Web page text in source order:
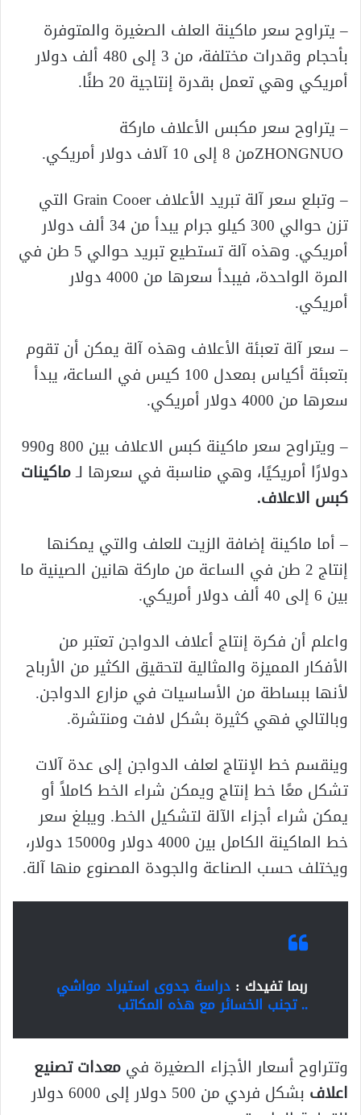
– يتراوح سعر ماكينة العلف الصغيرة والمتوفرة
بأحجام وقدرات مختلفة، من 3 إلى 480 ألف دولار
أمريكي وهي تعمل بقدرة إنتاجية 20 طنًا.
– يتراوح سعر مكبس الأعلاف ماركة
– وتبلع سعر آلة تبريد الأعلاف Grain Cooer التي
تزن حوالي 300 كيلو جرام يبدأ من 34 ألف دولار
أمريكي. وهذه آلة تستطيع تبريد حوالي 5 طن في
المرة الواحدة، فيبدأ سعرها من 4000 دولار
أمريكي.
– سعر آلة تعبئة الأعلاف وهذه آلة يمكن أن تقوم
بتعبئة أكياس بمعدل 100 كيس في الساعة، يبدأ
سعرها من 4000 دولار أمريكي.
– ويتراوح سعر ماكينة كبس الاعلاف بين 800 و990
دولارًا أمريكيًا، وهي مناسبة في سعرها لـماكينات
كبس الاعلاف.
– أما ماكينة إضافة الزيت للعلف والتي يمكنها
إنتاج 2 طن في الساعة من ماركة هانين الصينية ما
بين 6 إلى 40 ألف دولار أمريكي.
واعلم أن فكرة إنتاج أعلاف الدواجن تعتبر من
الأفكار المميزة والمثالية لتحقيق الكثير من الأرباح
لأنها ببساطة من الأساسيات في مزارع الدواجن.
وبالتالي فهي كثيرة بشكل لافت ومنتشرة.
وينقسم خط الإنتاج لعلف الدواجن إلى عدة آلات
تشكل معًا خط إنتاج ويمكن شراء الخط كاملاً أو
يمكن شراء أجزاء الآلة لتشكيل الخط. ويبلغ سعر
خط الماكينة الكامل بين 4000 دولار و15000 دولار،
ويختلف حسب الصناعة والجودة المصنوع منها آلة.
ربما تفيدك : دراسة جدوى استيراد مواشي
.. تجنب الخسائر مع هذه المكاتب
وتتراوح أسعار الأجزاء الصغيرة فيمعدات تصنيع
اعلاف
بشكل فردي من 500 دولار إلى 6000 دولار